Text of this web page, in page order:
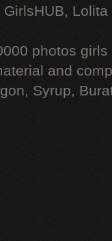
Lolita
photos
and
Syrup,